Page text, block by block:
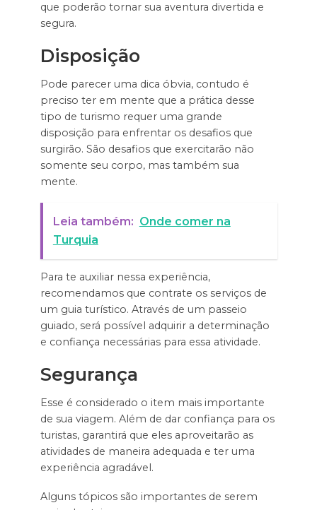
que poderão tornar sua aventura divertida e
segura.
Disposição
Pode parecer uma dica óbvia, contudo é
preciso ter em mente que a prática desse
tipo de turismo requer uma grande
disposição para enfrentar os desafios que
surgirão. São desafios que exercitarão não
somente seu corpo, mas também sua
mente.
Leia também: Onde comer na
Turquia
Para te auxiliar nessa experiência,
recomendamos que contrate os serviços de
um guia turístico. Através de um passeio
guiado, será possível adquirir a determinação
e confiança necessárias para essa atividade.
Segurança
Esse é considerado o item mais importante
de sua viagem. Além de dar confiança para os
turistas, garantirá que eles aproveitarão as
atividades de maneira adequada e ter uma
experiência agradável.
Alguns tópicos são importantes de serem